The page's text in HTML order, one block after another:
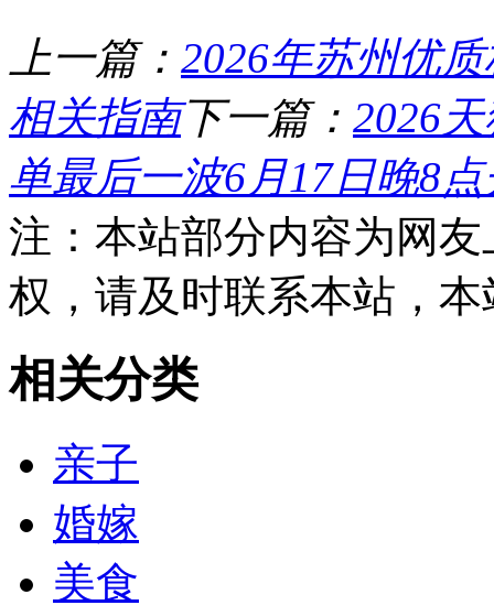
上一篇： 2026年苏州优
相关指南下一篇： 2026
单最后一波6月17日晚8
注：本站部分内容为网
权，请及时联系本站，
相关分类
亲子
婚嫁
美食